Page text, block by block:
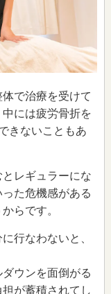
で治療を受けて
には疲労骨折を
きないこともあ
レギュラーにな
た危機感がある
らです。
行なわないと、
ウンを面倒がる
が蓄積されてし